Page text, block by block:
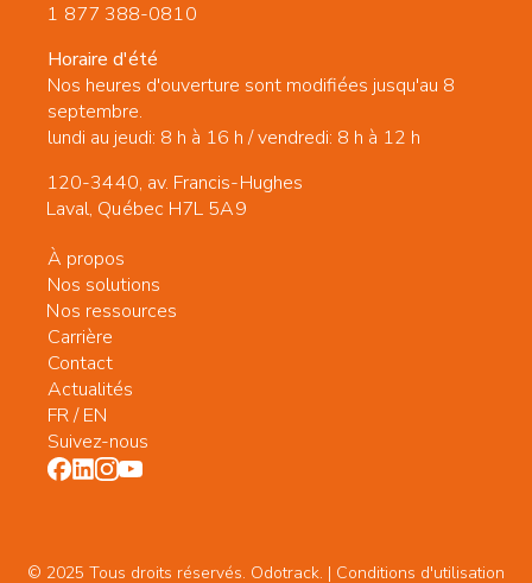
1 877 388-0810
Horaire d'été
Nos heures d'ouverture sont modifiées jusqu'au 8
septembre.
lundi au jeudi: 8 h à 16 h / vendredi: 8 h à 12 h
120-3440, av. Francis-Hughes
Laval, Québec H7L 5A9
À propos
Nos solutions
Nos ressources
Carrière
Contact
Actualités
FR/EN
Suivez-nous
© 2025 Tous droits réservés. Odotrack. | Conditions d'utilisation